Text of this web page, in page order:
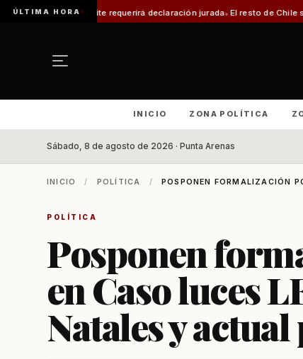
ÚLTIMA HORA
requerirá declaración jurada El resto de Chile se alineará con
INICIO ZONA POLÍTICA
Sábado, 8 de agosto de 2026 · Punta Arenas
INICIO / POLÍTICA / POSPONEN FORMALIZACIÓN
POLÍTICA
Posponen
en Caso luces
Natales y